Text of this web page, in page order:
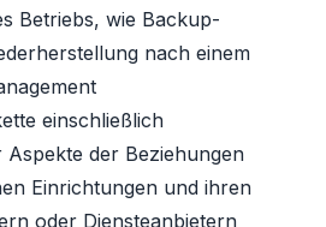
Betriebs, wie Backup-
nach einem
einschließlich
der Beziehungen
Einrichtungen und ihren
oder Diensteanbietern